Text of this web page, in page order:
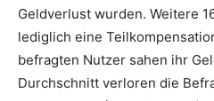
Geldverlust wurden. Weitere
lediglich eine
befragten Nutzer sahen ihr
Durchschnitt verloren die